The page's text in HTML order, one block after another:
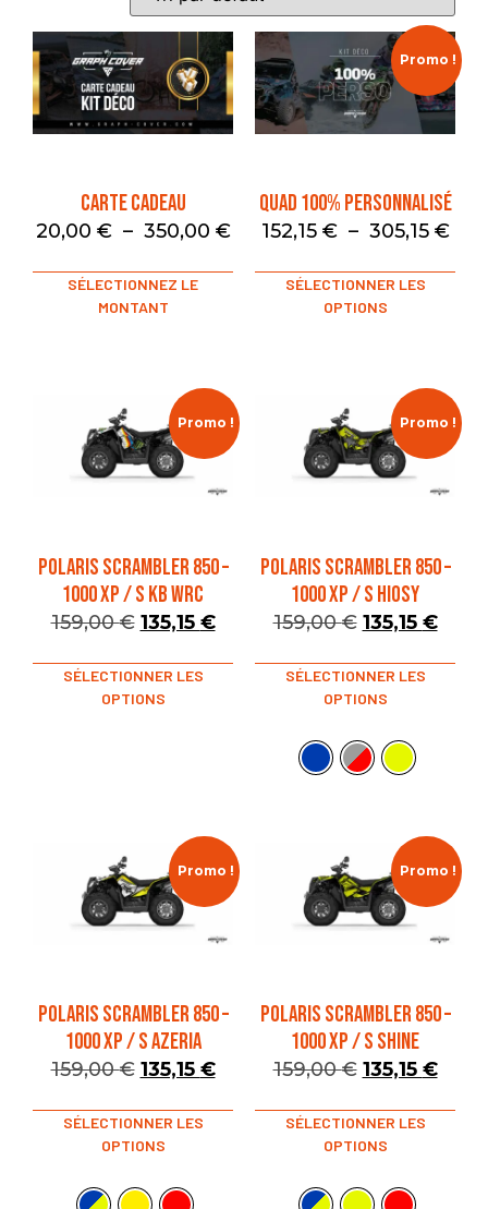
Carte Cadeau
20,00 € – 350,00 €
SÉLECTIONNEZ LE
MONTANT
Promo !
Quad 100% Personnalisé
152,15 € – 305,15 €
SÉLECTIONNER LES
OPTIONS
Promo !
POLARIS SCRAMBLER 850 –
1000 XP / S KB WRC
159,00€ 135,15 €
SÉLECTIONNER LES
OPTIONS
Promo !
POLARIS SCRAMBLER 850 –
1000 XP / S HIOSY
159,00€ 135,15 €
SÉLECTIONNER LES
OPTIONS
Promo !
POLARIS SCRAMBLER 850 –
1000 XP / S AZERIA
159,00€ 135,15 €
SÉLECTIONNER LES
OPTIONS
Promo !
POLARIS SCRAMBLER 850 –
1000 XP / S SHINE
159,00€ 135,15 €
SÉLECTIONNER LES
OPTIONS